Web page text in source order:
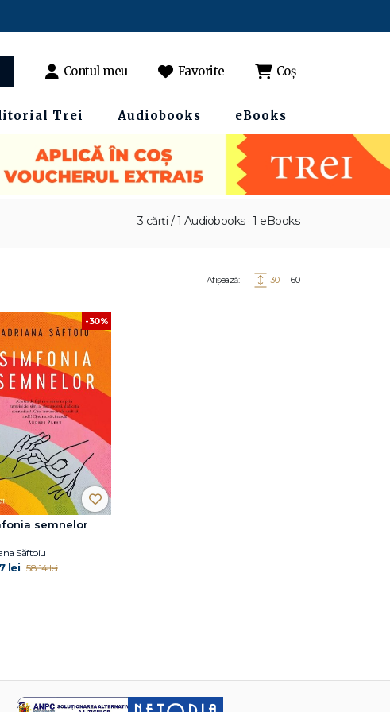
Contul meu Favorite Coș
Trei Audiobooks eBooks
3 cărți / 1 Audiobooks · 1 eBooks
Afișează: 30 60
-30%
semnelor
Săftoiu
lei 58.14 lei